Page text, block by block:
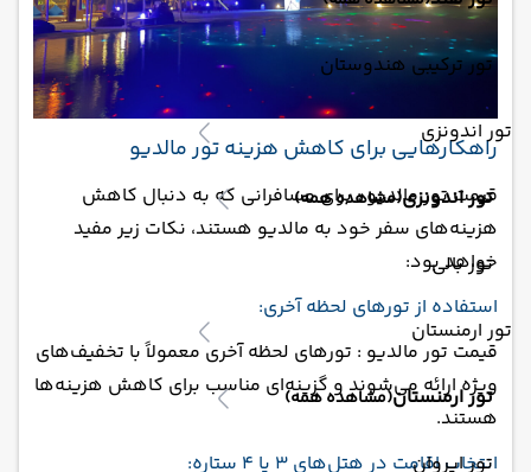
تور ترکیبی هندوستان
تور اندونزی
تور اندونزی(مشاهده همه)
تور بالی
تور ارمنستان
تور ارمنستان(مشاهده همه)
تور ایروان
راهکارهایی برای کاهش هزینه تور مالدیو
قیمت تور مالدیو : برای مسافرانی که به دنبال کاهش
هزینه‌های سفر خود به مالدیو هستند، نکات زیر مفید
خواهد بود:
استفاده از تورهای لحظه آخری:
قیمت تور مالدیو : تورهای لحظه آخری معمولاً با تخفیف‌های
ویژه ارائه می‌شوند و گزینه‌ای مناسب برای کاهش هزینه‌ها
هستند.
انتخاب اقامت در هتل‌های 3 یا 4 ستاره: